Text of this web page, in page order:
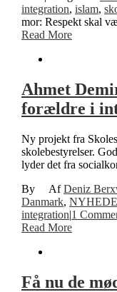
integration, islam,
mor: Respekt skal
Read More
Ahmet
forældre i
Ny projekt fra
skolebestyrelser.
lyder det fra
By
Deniz
Danmark,
integration|1
Read More
Få nu de